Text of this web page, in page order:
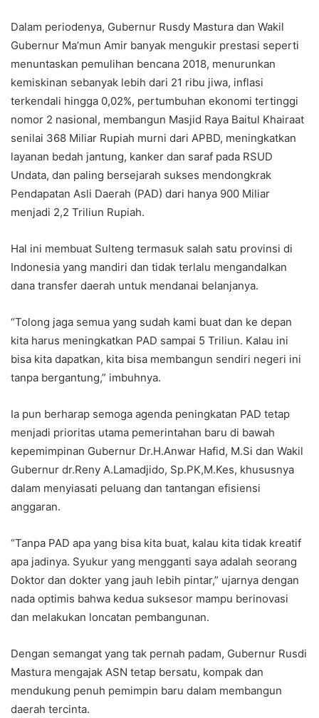
Dalam periodenya, Gubernur Rusdy Mastura dan Wakil
Gubernur Ma’mun Amir banyak mengukir prestasi seperti
menuntaskan pemulihan bencana 2018, menurunkan
kemiskinan sebanyak lebih dari 21 ribu jiwa, inflasi
terkendali hingga 0,02%, pertumbuhan ekonomi tertinggi
nomor 2 nasional, membangun Masjid Raya Baitul Khairaat
senilai 368 Miliar Rupiah murni dari APBD, meningkatkan
layanan bedah jantung, kanker dan saraf pada RSUD
Undata, dan paling bersejarah sukses mendongkrak
Pendapatan Asli Daerah (PAD) dari hanya 900 Miliar
menjadi 2,2 Triliun Rupiah.
Hal ini membuat Sulteng termasuk salah satu provinsi di
Indonesia yang mandiri dan tidak terlalu mengandalkan
dana transfer daerah untuk mendanai belanjanya.
“Tolong jaga semua yang sudah kami buat dan ke depan
kita harus meningkatkan PAD sampai 5 Triliun. Kalau ini
bisa kita dapatkan, kita bisa membangun sendiri negeri ini
tanpa bergantung,” imbuhnya.
Ia pun berharap semoga agenda peningkatan PAD tetap
menjadi prioritas utama pemerintahan baru di bawah
kepemimpinan Gubernur Dr.H.Anwar Hafid, M.Si dan Wakil
Gubernur dr.Reny A.Lamadjido, Sp.PK,M.Kes, khususnya
dalam menyiasati peluang dan tantangan efisiensi
anggaran.
“Tanpa PAD apa yang bisa kita buat, kalau kita tidak kreatif
apa jadinya. Syukur yang mengganti saya adalah seorang
Doktor dan dokter yang jauh lebih pintar,” ujarnya dengan
nada optimis bahwa kedua suksesor mampu berinovasi
dan melakukan loncatan pembangunan.
Dengan semangat yang tak pernah padam, Gubernur Rusdi
Mastura mengajak ASN tetap bersatu, kompak dan
mendukung penuh pemimpin baru dalam membangun
daerah tercinta.